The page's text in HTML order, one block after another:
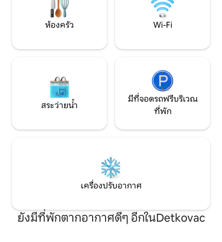
ห้องครัว Wi-Fi
สระว่ายน้ำ
มีที่จอดรถฟรีบริเวณ
ที่พัก
เครื่องปรับอากาศ
ยังมีที่พักตากอากาศดีๆ อีกในDetkovac